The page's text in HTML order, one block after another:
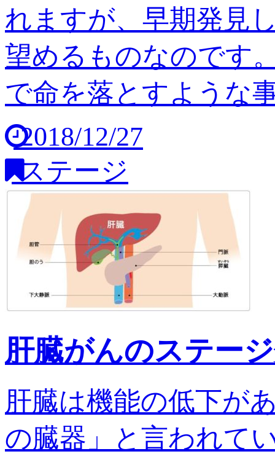
れますが、早期発見
望めるものなのです
で命を落とすような
2018/12/27
ステージ
肝臓がんのステー
肝臓は機能の低下が
の臓器」と言われて